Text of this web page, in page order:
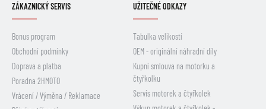
ZÁKAZNICKÝ SERVIS
Bonus program
Obchodní podmínky
Doprava a platba
Poradna 2HMOTO
Vrácení / Výměna / Reklamace
UŽITEČNÉ ODKAZY
Tabulka velikostí
OEM - originální náhradní díly
Kupní smlouva na motorku a
čtyřkolku
Servis motorek a čtyřkolek